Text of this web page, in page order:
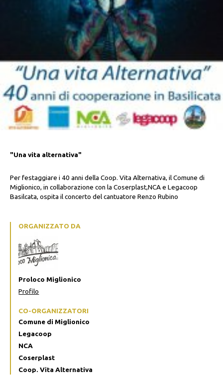
"Una vita alternativa"
Per festaggiare i 40 anni della Coop. Vita Alternativa, il Comune di
Miglionico, in collaborazione con la Coserplast,NCA e Legacoop
Basilcata, ospita il concerto del cantuatore Renzo Rubino
ORGANIZZATO DA
Proloco Miglionico
Profilo
CO-ORGANIZZATORI
Comune di Miglionico
Legacoop
NCA
Coserplast
Coop. Vita Alternativa